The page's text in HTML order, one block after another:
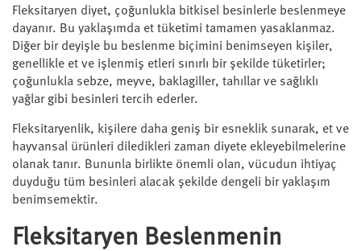
Fleksitaryen diyet, çoğunlukla bitkisel besinlerle beslenmeye
dayanır. Bu yaklaşımda et tüketimi tamamen yasaklanmaz.
Diğer bir deyişle bu beslenme biçimini benimseyen kişiler,
genellikle et ve işlenmiş etleri sınırlı bir şekilde tüketirler;
çoğunlukla sebze, meyve, baklagiller, tahıllar ve sağlıklı
yağlar gibi besinleri tercih ederler.
Fleksitaryenlik, kişilere daha geniş bir esneklik sunarak, et ve
hayvansal ürünleri diledikleri zaman diyete ekleyebilmelerine
olanak tanır. Bununla birlikte önemli olan, vücudun ihtiyaç
duyduğu tüm besinleri alacak şekilde dengeli bir yaklaşım
benimsemektir.
Fleksitaryen Beslenmenin